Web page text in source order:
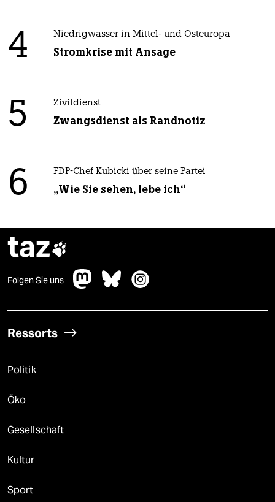
4 Niedrigwasser in Mittel- und Osteuropa
Stromkrise mit Ansage
5 Zivildienst
Zwangsdienst als Randnotiz
6 FDP-Chef Kubicki über seine Partei
„Wie Sie sehen, lebe ich“
taz
Folgen Sie uns
Ressorts
Politik
Öko
Gesellschaft
Kultur
Sport